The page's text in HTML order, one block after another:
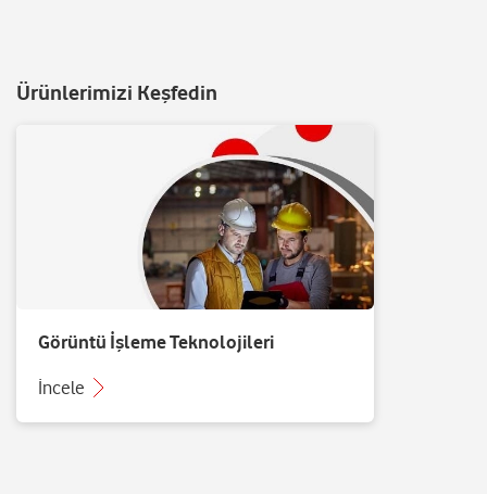
Ürünlerimizi Keşfedin
Görüntü İşleme Teknolojileri
İncele